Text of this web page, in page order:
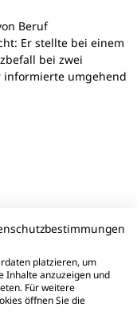
Beruf
Er stellte bei einem
bei zwei
informierte umgehend
platzieren, um
Inhalte anzuzeigen und
Für weitere
öffnen Sie die